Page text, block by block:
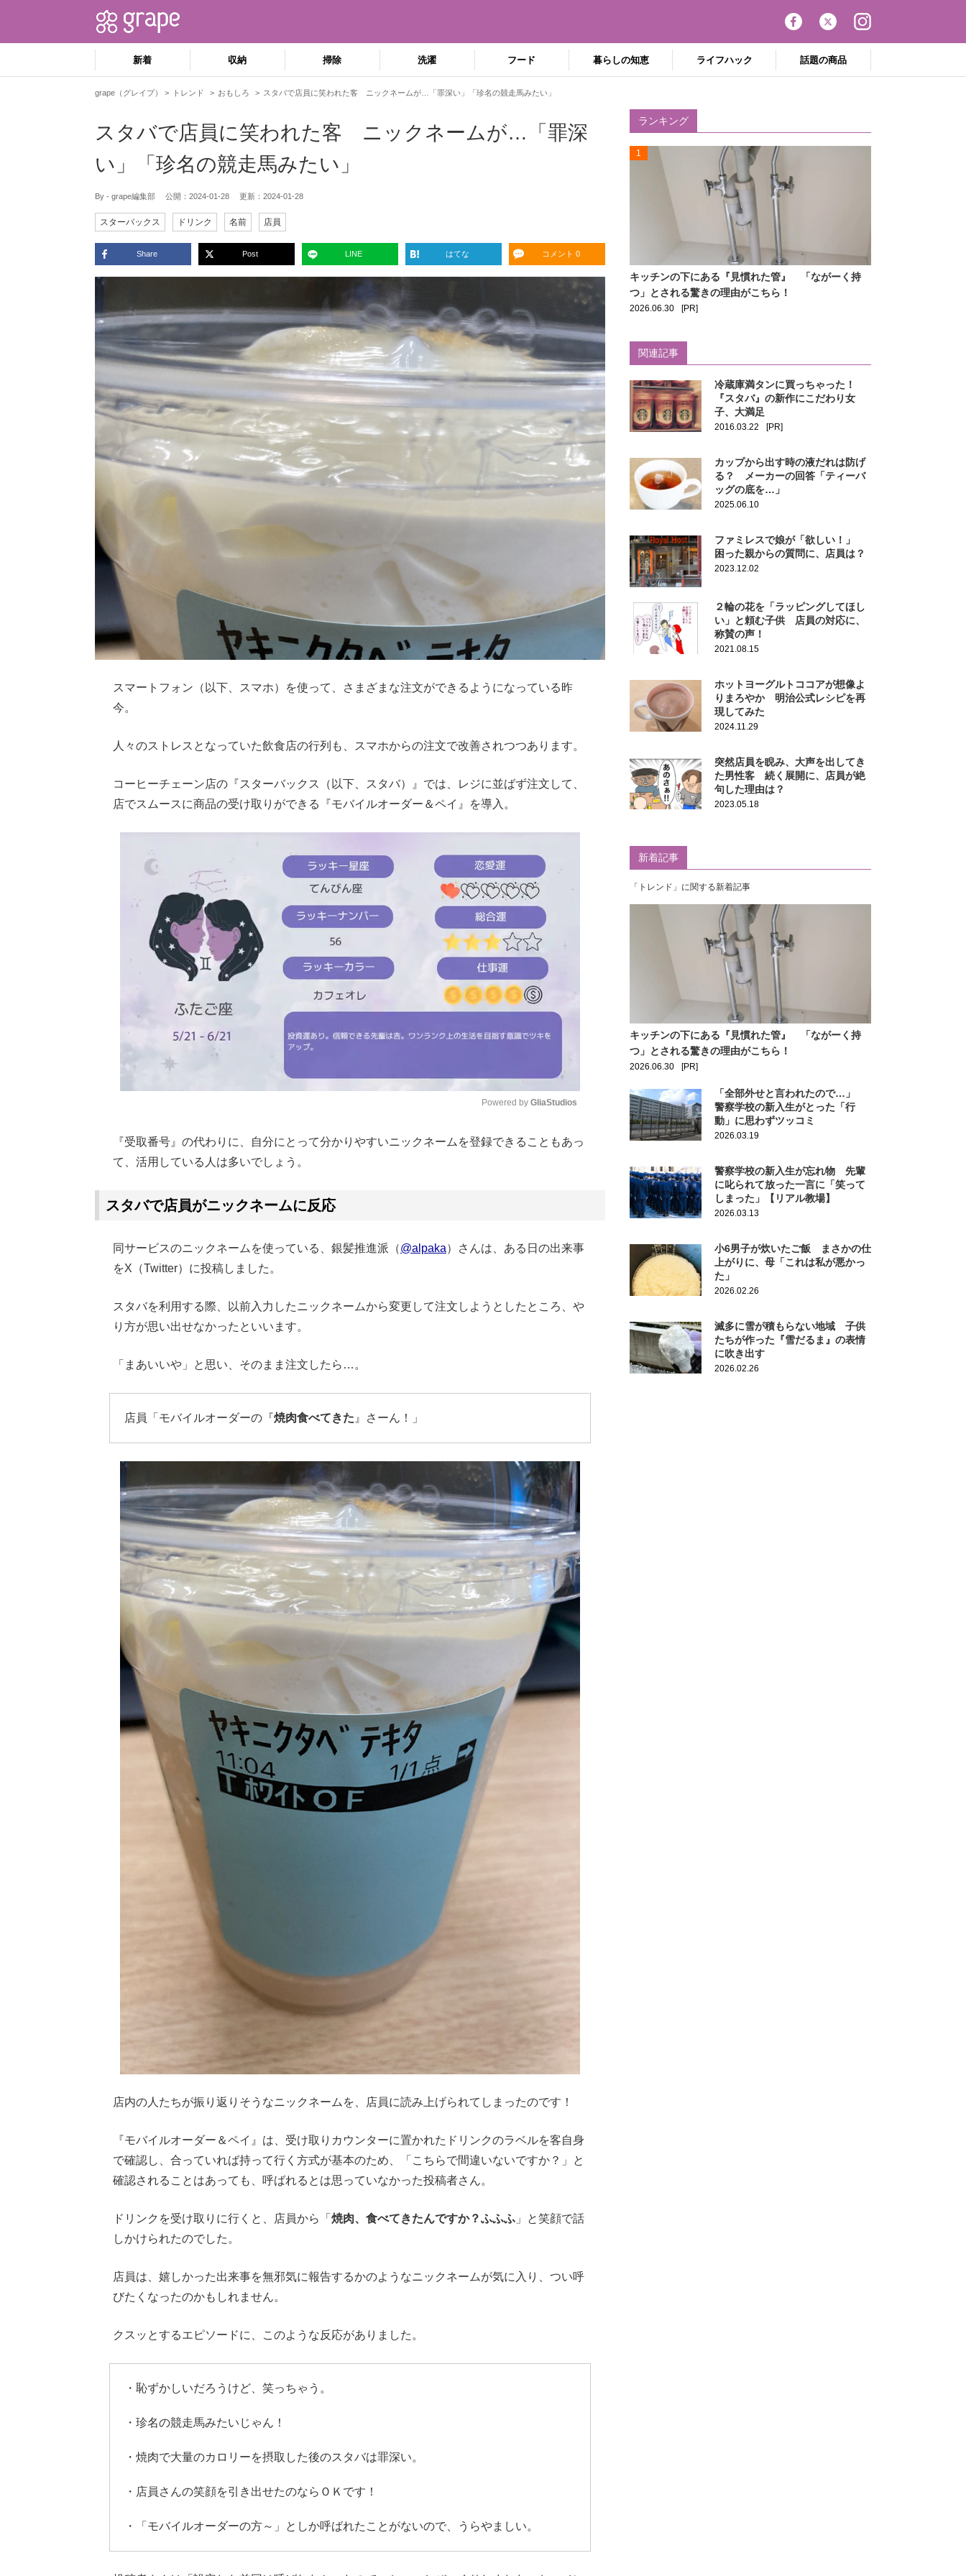
新着 収納 掃除 洗濯 フード 暮らしの知恵 ライフハック 話題の商品
grape（グレイプ） トレンド おもしろ スタバで店員に笑われた客 ニックネームが…「罪深い」「珍名の競走馬みたい」
スタバで店員に笑われた客 ニックネームが…「罪深
い」「珍名の競走馬みたい」
By - grape編集部 公開： 2024-01-28 更新： 2024-01-28
スターバックス ドリンク 名前 店員
Share Post LINE はてな コメント 0
スマートフォン（以下、スマホ）を使って、さまざまな注文ができるようになっている昨
今。
人々のストレスとなっていた飲食店の行列も、スマホからの注文で改善されつつあります。
コーヒーチェーン店の『スターバックス（以下、スタバ）』では、レジに並ばず注文して、
店でスムースに商品の受け取りができる『モバイルオーダー＆ペイ』を導入。
Mute
Powered by GliaStudios
『受取番号』の代わりに、自分にとって分かりやすいニックネームを登録できることもあっ
て、活用している人は多いでしょう。
スタバで店員がニックネームに反応
同サービスのニックネームを使っている、銀髪推進派（@alpaka）さんは、ある日の出来事
をX（Twitter）に投稿しました。
スタバを利用する際、以前入力したニックネームから変更して注文しようとしたところ、や
り方が思い出せなかったといいます。
「まあいいや」と思い、そのまま注文したら…。
店員「モバイルオーダーの『焼肉食べてきた 』さーん！」
店内の人たちが振り返りそうなニックネームを、店員に読み上げられてしまったのです！
『モバイルオーダー＆ペイ』は、受け取りカウンターに置かれたドリンクのラベルを客自身
で確認し、合っていれば持って行く方式が基本のため、「こちらで間違いないですか？」と
確認されることはあっても、呼ばれるとは思っていなかった投稿者さん。
ドリンクを受け取りに行くと、店員から「 焼肉、食べてきたんですか？ふふふ 」と笑顔で話
しかけられたのでした。
店員は、嬉しかった出来事を無邪気に報告するかのようなニックネームが気に入り、つい呼
びたくなったのかもしれません。
クスッとするエピソードに、このような反応がありました。
・恥ずかしいだろうけど、笑っちゃう。
・珍名の競走馬みたいじゃん！
・焼肉で大量のカロリーを摂取した後のスタバは罪深い。
・店員さんの笑顔を引き出せたのならＯＫです！
・「モバイルオーダーの方～」としか呼ばれたことがないので、うらやましい。
ランキング
1
キッチンの下にある『見慣れた管』 「ながーく持
つ」とされる驚きの理由がこちら！
2026.06.30 [PR]
関連記事
冷蔵庫満タンに買っちゃった！
『スタバ』の新作にこだわり女
子、大満足
2016.03.22 [PR]
カップから出す時の液だれは防げ
る？ メーカーの回答「ティーバ
ッグの底を…」
2025.06.10
ファミレスで娘が「欲しい！」
困った親からの質問に、店員は？
2023.12.02
２輪の花を「ラッピングしてほし
い」と頼む子供 店員の対応に、
称賛の声！
2021.08.15
ホットヨーグルトココアが想像よ
りまろやか 明治公式レシピを再
現してみた
2024.11.29
突然店員を睨み、大声を出してき
た男性客 続く展開に、店員が絶
句した理由は？
2023.05.18
新着記事
「トレンド」に関する新着記事
キッチンの下にある『見慣れた管』 「ながーく持
つ」とされる驚きの理由がこちら！
2026.06.30 [PR]
「全部外せと言われたので…」
警察学校の新入生がとった「行
動」に思わずツッコミ
2026.03.19
警察学校の新入生が忘れ物 先輩
に叱られて放った一言に「笑って
しまった」【リアル教場】
2026.03.13
小6男子が炊いたご飯 まさかの仕
上がりに、母「これは私が悪かっ
た」
2026.02.26
滅多に雪が積もらない地域 子供
たちが作った『雪だるま』の表情
に吹き出す
2026.02.26